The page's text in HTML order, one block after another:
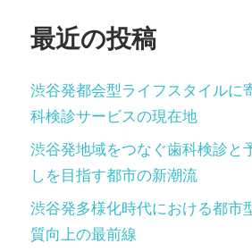
ジ
送
り
最近の投稿
渋谷発都会型ライフスタイルに
科検診サービスの現在地
渋谷発地域をつなぐ歯科検診と
しを目指す都市の新潮流
渋谷発多様化時代における都市
質向上の最前線